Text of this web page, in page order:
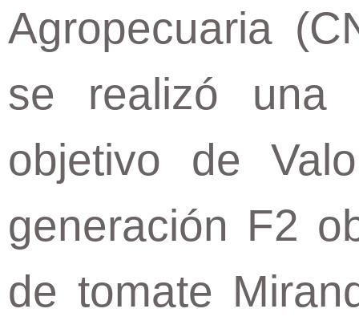
Agropecuaria
se realizó una
objetivo de
generación F2
de tomate